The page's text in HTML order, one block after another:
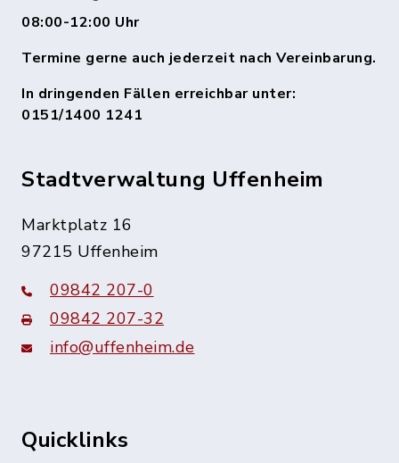
08:00-12:00 Uhr
Termine gerne auch jederzeit nach Vereinbarung.
In dringenden Fällen erreichbar unter:
0151/1400 1241
Stadtverwaltung Uffenheim
Marktplatz 16
97215 Uffenheim
09842 207-0
09842 207-32
info@uffenheim.de
Quicklinks